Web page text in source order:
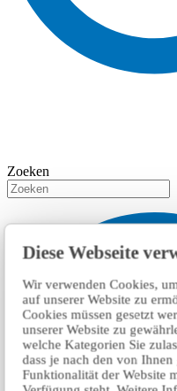
Diese Webseite
Wir verwenden Cookies,
auf unserer Website zu
Cookies müssen gesetzt
unserer Website zu
welche Kategorien Sie
dass je nach den von
Funktionalität der Website
Zoeken